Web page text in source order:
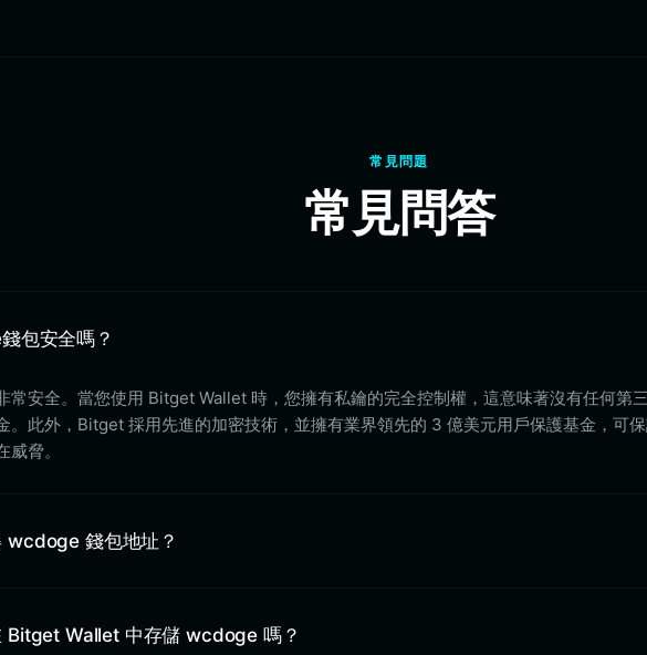
常見問題
常見問答
包安全嗎？
常安全。當您使用 Bitget Wallet 時，您擁有私鑰的完全控制權，這意味著沒有任何第
。此外，Bitget 採用先進的加密技術，並擁有業界領先的 3 億美元用戶保護基金，可
威脅。
wcdoge 錢包地址？
Bitget Wallet 中存儲 wcdoge 嗎？